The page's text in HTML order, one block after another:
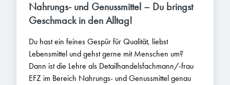
Nahrungs- und Genussmittel – Du bringst
Geschmack in den Alltag!
Du hast ein feines Gespür für Qualität, liebst
Lebensmittel und gehst gerne mit Menschen um?
Dann ist die Lehre als Detailhandelsfachmann/-frau
EFZ im Bereich Nahrungs- und Genussmittel genau